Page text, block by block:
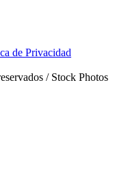
de Privacidad
/ Stock Photos